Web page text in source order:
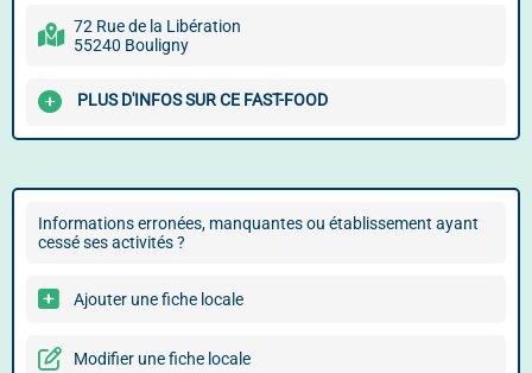
72 Rue de la Libération
55240 Bouligny
PLUS D'INFOS SUR CE FAST-FOOD
Informations erronées, manquantes ou établissement ayant
cessé ses activités ?
Ajouter une fiche locale
Modifier une fiche locale